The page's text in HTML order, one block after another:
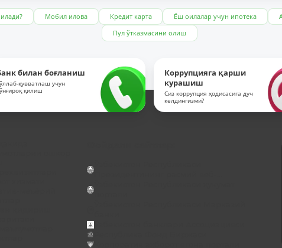
Мобил илова Кредит карта Ёш оилалар учун ипотека
Пул ўтказмасини олиш
билан боғланиш
қувватлаш учун
қилиш
Коррупцияга қарши
курашиш
Сиз коррупция ҳодисасига дуч
келдингизми?